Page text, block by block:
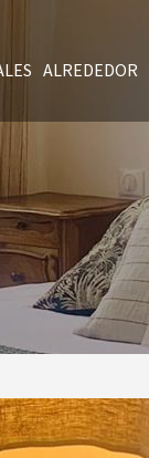
ALREDEDOR